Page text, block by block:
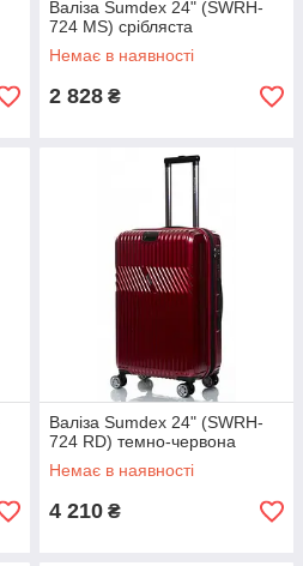
Валіза Sumdex 24" (SWRH-
724 MS) срібляста
Немає в наявності
2 828 ₴
Валіза Sumdex 24" (SWRH-
724 RD) темно-червона
Немає в наявності
4 210 ₴